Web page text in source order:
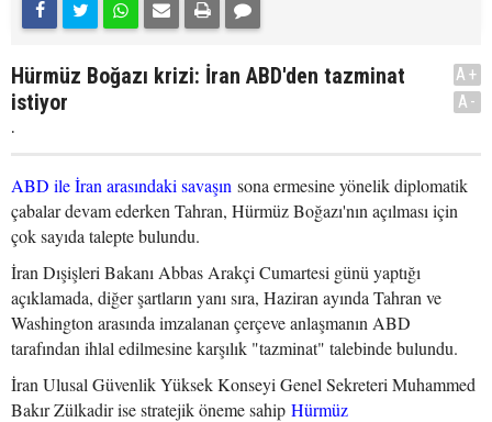
Hürmüz Boğazı krizi: İran ABD'den tazminat
istiyor
.
A+
A-
ABD ile İran arasındaki savaşın sona ermesine yönelik diplomatik
çabalar devam ederken Tahran, Hürmüz Boğazı'nın açılması için
çok sayıda talepte bulundu.
İran Dışişleri Bakanı Abbas Arakçi Cumartesi günü yaptığı
açıklamada, diğer şartların yanı sıra, Haziran ayında Tahran ve
Washington arasında imzalanan çerçeve anlaşmanın ABD
tarafından ihlal edilmesine karşılık "tazminat" talebinde bulundu.
İran Ulusal Güvenlik Yüksek Konseyi Genel Sekreteri Muhammed
Bakır Zülkadir ise stratejik öneme sahip Hürmüz